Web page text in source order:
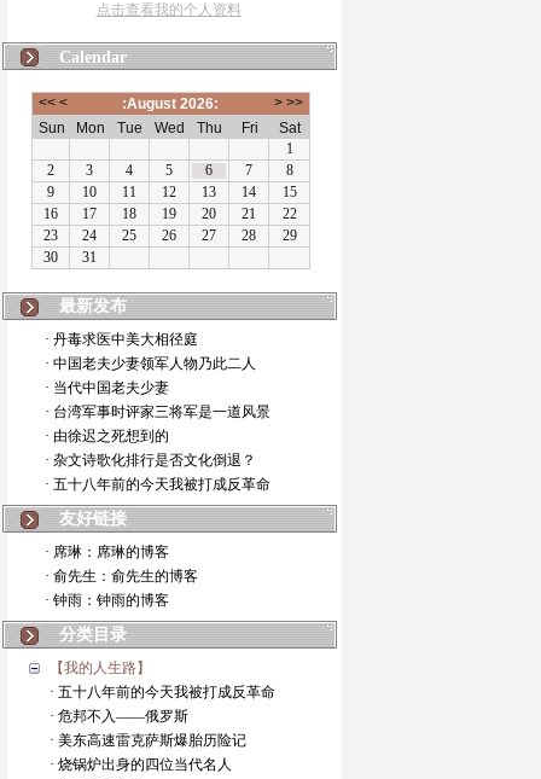
点击查看我的个人资料
Calendar
最新发布
· 丹毒求医中美大相径庭
· 中国老夫少妻领军人物乃此二人
· 当代中国老夫少妻
· 台湾军事时评家三将军是一道风景
· 由徐迟之死想到的
· 杂文诗歌化排行是否文化倒退？
· 五十八年前的今天我被打成反革命
友好链接
· 席琳：席琳的博客
· 俞先生：俞先生的博客
· 钟雨：钟雨的博客
分类目录
【我的人生路】
· 五十八年前的今天我被打成反革命
· 危邦不入——俄罗斯
· 美东高速雷克萨斯爆胎历险记
· 烧锅炉出身的四位当代名人